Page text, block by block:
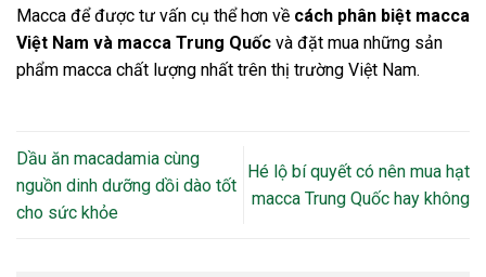
Macca để được tư vấn cụ thể hơn về cách phân biệt macca
Việt Nam và macca Trung Quốc và đặt mua những sản
phẩm macca chất lượng nhất trên thị trường Việt Nam.
Dầu ăn macadamia cùng
nguồn dinh dưỡng dồi dào tốt
cho sức khỏe
Hé lộ bí quyết có nên mua hạt
macca Trung Quốc hay không